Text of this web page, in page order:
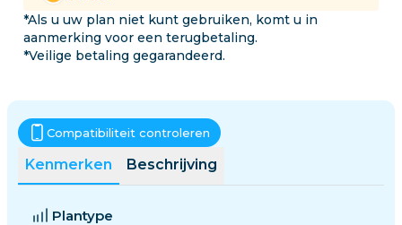
*Als u uw plan niet kunt gebruiken, komt u in
aanmerking voor een terugbetaling.
*Veilige betaling gegarandeerd.
Kenmerken Beschrijving
Compatibiliteit controleren
Plantype